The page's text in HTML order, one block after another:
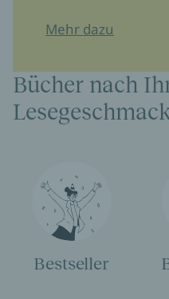
Mehr dazu
Bücher nach
Bestseller